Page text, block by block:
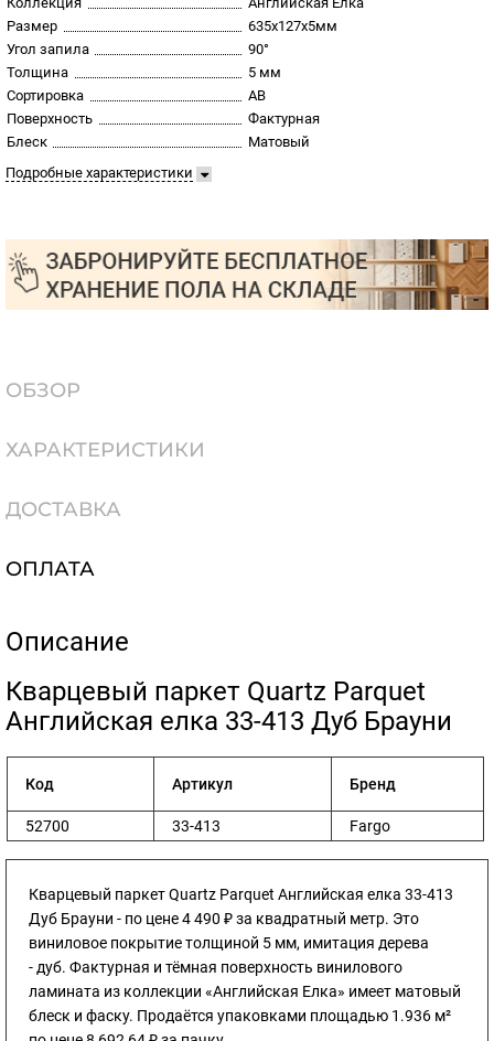
Размер
635х127х5мм
Угол запила
90°
Толщина
5 мм
Сортировка
AB
Поверхность
Фактурная
Блеск
Матовый
Подробные характеристики
ОБЗОР
ХАРАКТЕРИСТИКИ
ДОСТАВКА
ОПЛАТА
Описание
​Кварцевый паркет Quartz Parquet
Английская елка 33-413 Дуб Брауни
Код Артикул Бренд
52700 33-413 Fargo
Кварцевый паркет Quartz Parquet Английская елка 33-413
Дуб Брауни - по цене 4 490 ₽ за квадратный метр. Это
виниловое покрытие толщиной 5 мм, имитация дерева
- дуб. Фактурная и тёмная поверхность винилового
ламината из коллекции «Английская Елка» имеет матовый
блеск и фаску. Продаётся упаковками площадью 1.936 м²